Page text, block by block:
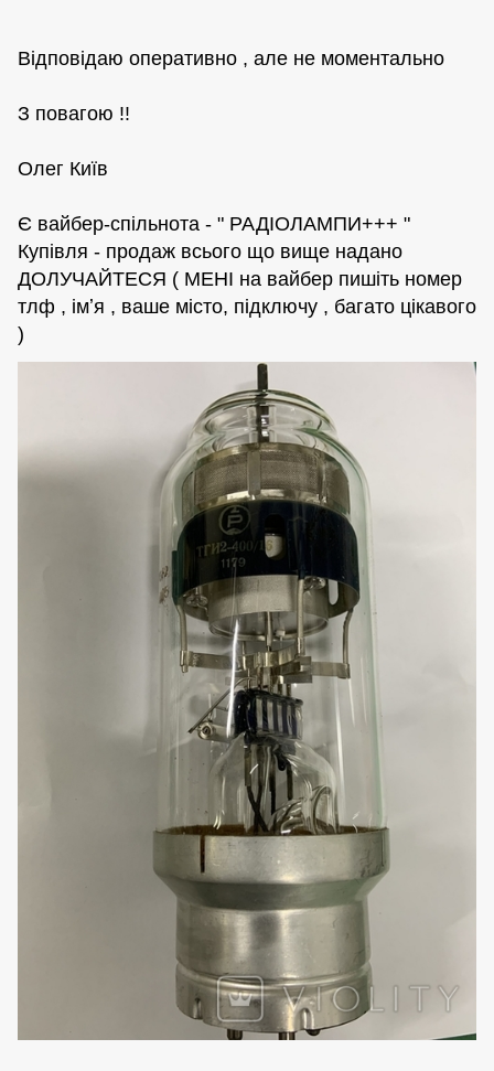
Відповідаю оперативно , але не моментально
З повагою !!
Олег Київ
Є вайбер-спільнота - " РАДІОЛАМПИ+++ "
Купівля - продаж всього що вище надано
ДОЛУЧАЙТЕСЯ ( МЕНІ на вайбер пишіть номер
тлф , імʼя , ваше місто, підключу , багато цікавого
)